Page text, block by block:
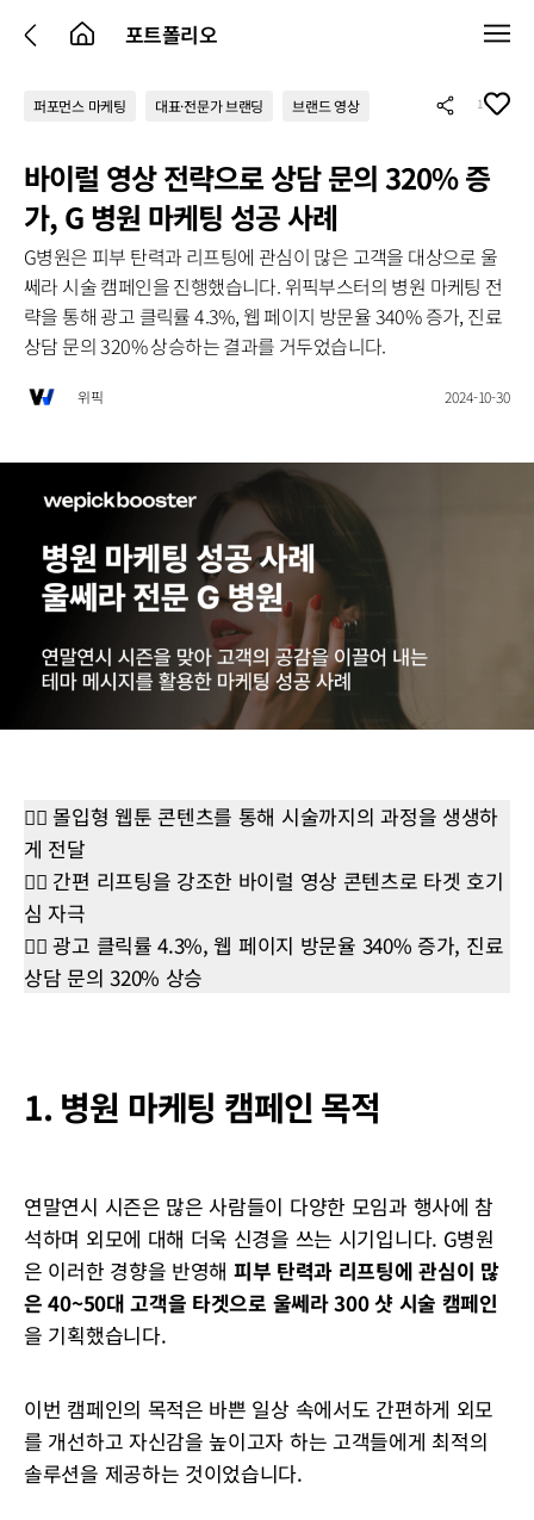
포트폴리오
퍼포먼스 마케팅 대표·전문가 브랜딩 브랜드 영상 1
바이럴 영상 전략으로 상담 문의 320% 증
가, G 병원 마케팅 성공 사례
G병원은 피부 탄력과 리프팅에 관심이 많은 고객을 대상으로 울
쎄라 시술 캠페인을 진행했습니다. 위픽부스터의 병원 마케팅 전
략을 통해 광고 클릭률 4.3%, 웹 페이지 방문율 340% 증가, 진료
상담 문의 320% 상승하는 결과를 거두었습니다.
위픽 2024-10-30
👉🏼 몰입형 웹툰 콘텐츠를 통해 시술까지의 과정을 생생하
게 전달
👉🏼 간편 리프팅을 강조한 바이럴 영상 콘텐츠로 타겟 호기
심 자극
👉🏼 광고 클릭률 4.3%, 웹 페이지 방문율 340% 증가, 진료
상담 문의 320% 상승
1. 병원 마케팅 캠페인 목적
연말연시 시즌은 많은 사람들이 다양한 모임과 행사에 참
석하며 외모에 대해 더욱 신경을 쓰는 시기입니다. G병원
은 이러한 경향을 반영해 피부 탄력과 리프팅에 관심이 많
은 40~50대 고객을 타겟으로 울쎄라 300 샷 시술 캠페인
을 기획했습니다.
이번 캠페인의 목적은 바쁜 일상 속에서도 간편하게 외모
를 개선하고 자신감을 높이고자 하는 고객들에게 최적의
솔루션을 제공하는 것이었습니다.